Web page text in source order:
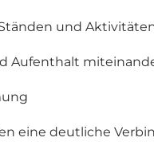
und
Aufenthalt
eine deutliche